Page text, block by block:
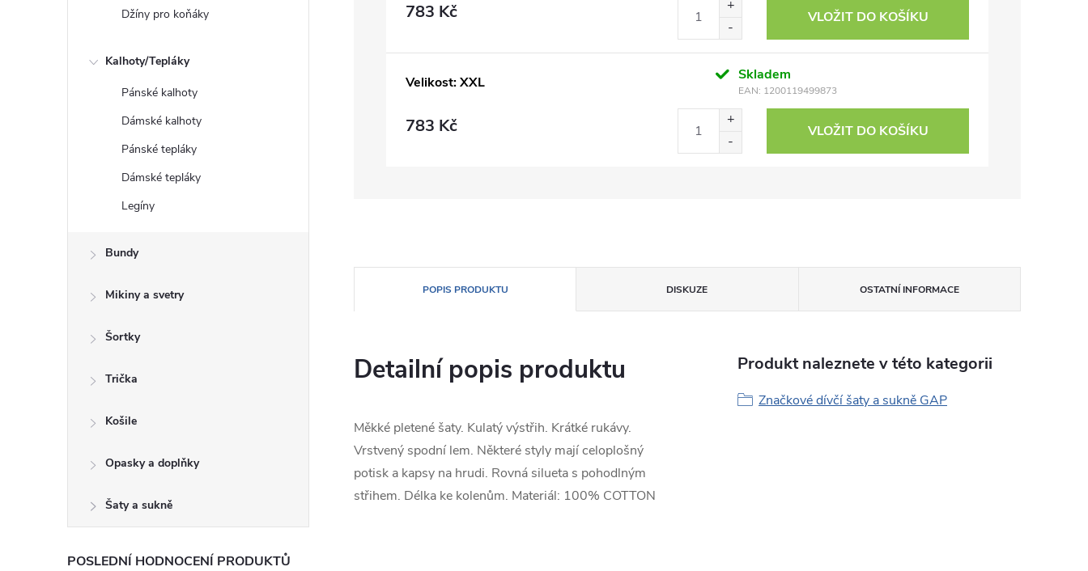
Džíny pro koňáky
Kalhoty/Tepláky
Pánské kalhoty
Dámské kalhoty
Pánské tepláky
Dámské tepláky
Legíny
Bundy
Mikiny a svetry
Šortky
Trička
Košile
Opasky a doplňky
Šaty a sukně
POSLEDNÍ HODNOCENÍ PRODUKTŮ
783 Kč VLOŽIT DO KOŠÍKU
Velikost: XXL Skladem
EAN: 1200119499873
783 Kč VLOŽIT DO KOŠÍKU
POPIS PRODUKTU DISKUZE OSTATNÍ INFORMACE
Detailní popis produktu
Měkké pletené šaty. Kulatý výstřih. Krátké rukávy.
Vrstvený spodní lem. Některé styly mají celoplošný
potisk a kapsy na hrudi. Rovná silueta s pohodlným
střihem. Délka ke kolenům. Materiál: 100% COTTON
Produkt naleznete v této kategorii
Značkové dívčí šaty a sukně GAP